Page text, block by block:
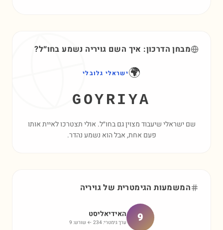
מבחן הדרכון: איך השם גויריה נשמע בחו״ל?
🌍ישראלי גלובלי
GOYRIYA
שם ישראלי שיעבוד מצוין גם בחו״ל. אולי תצטרכו לאיית אותו
פעם אחת, אבל הוא נשמע נהדר.
המשמעות הגימטרית שלגויריה
9 האידיאליסט
ערך גימטרי: 234 ← שורש: 9